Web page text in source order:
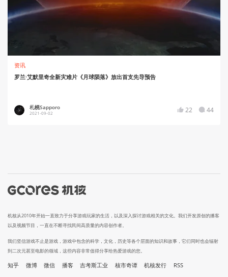
资讯
罗兰·艾默里奇全新灾难片《月球陨落》放出首支先导预告
札幌Sapporo
2021-09-02 22 44
机核从2010年开始一直致力于分享游戏玩家的生活，以及深入探讨游戏相关的文化。我们开发原创的播客
以及视频节目，一直在不断寻找民间高质量的内容创作者。
我们坚信游戏不止是游戏，游戏中包含的科学，文化，历史等各个层面的知识和故事，它们同时也会辐射
到二次元甚至电影的领域，这些内容非常值得分享给热爱游戏的您。
知乎 微博 微信 播客 吉考斯工业 核市奇谭 机核发行 RSS